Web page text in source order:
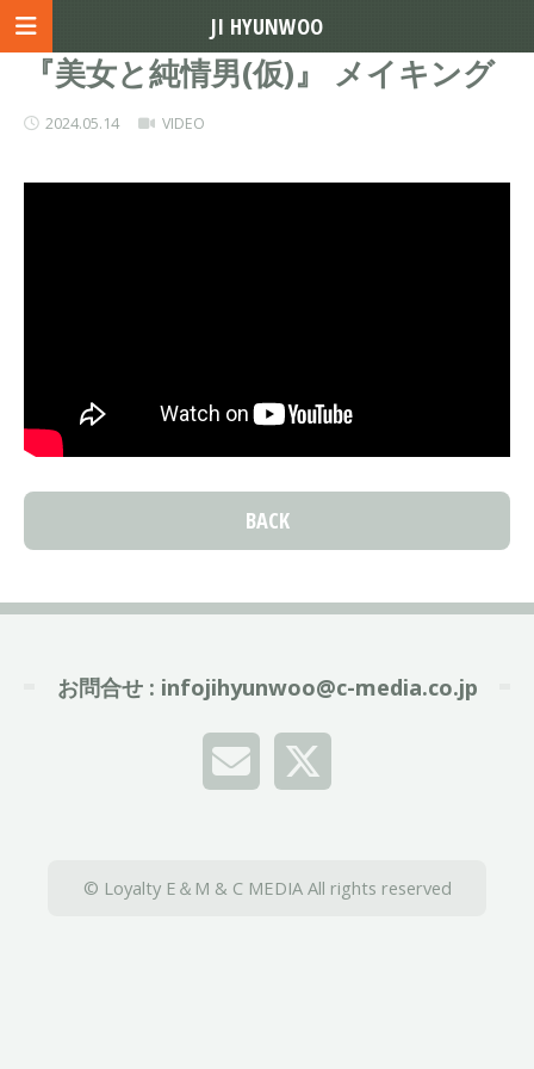
『美女と純情男(仮)』 メイキング
2024.05.14 VIDEO
BACK
お問合せ : infojihyunwoo@c-media.co.jp
© Loyalty E＆M & C MEDIA All rights reserved
JI HYUNWOO